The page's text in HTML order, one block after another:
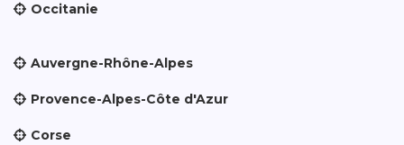
Occitanie
Auvergne-Rhône-Alpes
Provence-Alpes-Côte d'Azur
Corse